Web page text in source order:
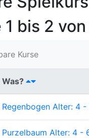
1 bis 2
Kurse
Was?
Regenbogen Alter: 4 -
Purzelbaum Alter: 4 -